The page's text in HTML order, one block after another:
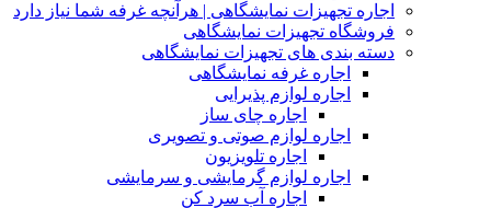
اجاره تجهیزات نمایشگاهی | هرآنچه غرفه شما نیاز دارد
فروشگاه تجهیزات نمایشگاهی
دسته بندی های تجهیزات نمایشگاهی
اجاره غرفه نمایشگاهی
اجاره لوازم پذیرایی
اجاره چای ساز
اجاره لوازم صوتی و تصویری
اجاره تلویزیون
اجاره لوازم گرمایشی و سرمایشی
اجاره آب سرد کن